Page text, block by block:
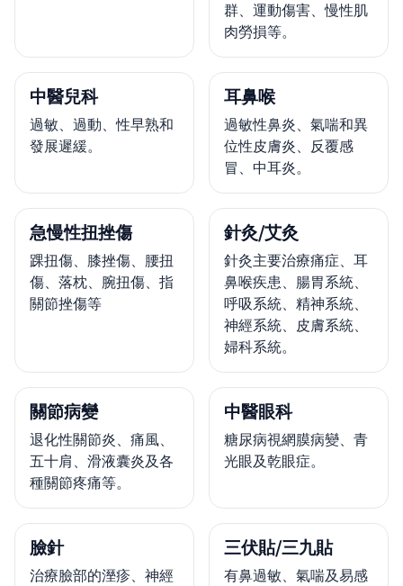
群、運動傷害、慢性肌
肉勞損等。
中醫兒科
過敏、過動、性早熟和
發展遲緩。
耳鼻喉
過敏性鼻炎、氣喘和異
位性皮膚炎、反覆感
冒、中耳炎。
急慢性扭挫傷
踝扭傷、膝挫傷、腰扭
傷、落枕、腕扭傷、指
關節挫傷等
針灸/艾灸
針灸主要治療痛症、耳
鼻喉疾患、腸胃系統、
呼吸系統、精神系統、
神經系統、皮膚系統、
婦科系統。
關節病變
退化性關節炎、痛風、
五十肩、滑液囊炎及各
種關節疼痛等。
中醫眼科
糖尿病視網膜病變、青
光眼及乾眼症。
臉針
治療臉部的溼疹、神經
三伏貼/三九貼
有鼻過敏、氣喘及易感